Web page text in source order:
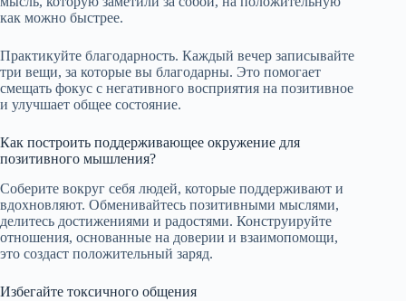
как можно быстрее.
Практикуйте благодарность. Каждый вечер записывайте
три вещи, за которые вы благодарны. Это помогает
смещать фокус с негативного восприятия на позитивное
и улучшает общее состояние.
Как построить поддерживающее окружение для
позитивного мышления?
Соберите вокруг себя людей, которые поддерживают и
вдохновляют. Обменивайтесь позитивными мыслями,
делитесь достижениями и радостями. Конструируйте
отношения, основанные на доверии и взаимопомощи,
это создаст положительный заряд.
Избегайте токсичного общения